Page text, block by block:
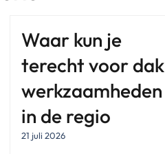
Waar kun je
terecht voor dak
werkzaamheden
in de regio
21 juli 2026